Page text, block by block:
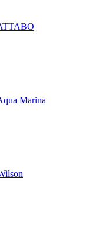
Marina